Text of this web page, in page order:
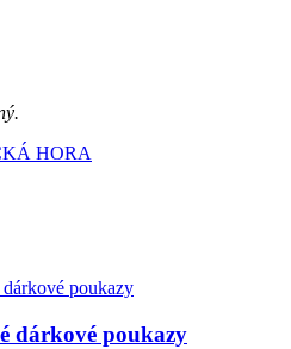
HORA
dárkové poukazy